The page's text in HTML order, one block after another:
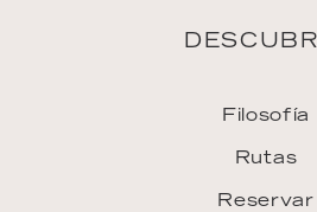
Filosofía
Rutas
Reservar